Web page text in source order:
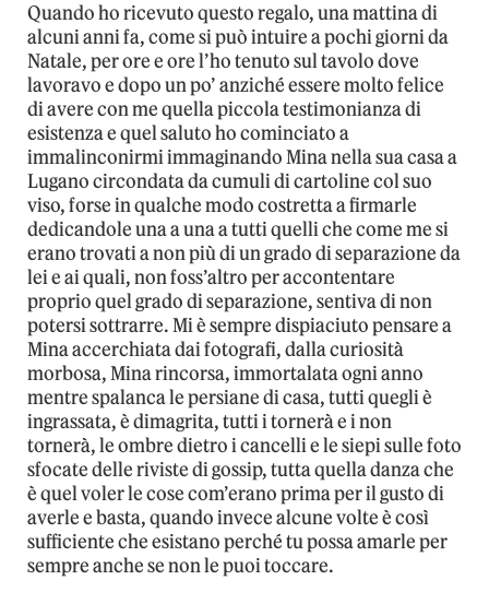
Quando ho ricevuto questo regalo, una mattina di
alcuni anni fa, come si può intuire a pochi giorni da
Natale, per ore e ore l’ho tenuto sul tavolo dove
lavoravo e dopo un po’ anziché essere molto felice
di avere con me quella piccola testimonianza di
esistenza e quel saluto ho cominciato a
immalinconirmi immaginando Mina nella sua casa a
Lugano circondata da cumuli di cartoline col suo
viso, forse in qualche modo costretta a firmarle
dedicandole una a una a tutti quelli che come me si
erano trovati a non più di un grado di separazione da
lei e ai quali, non foss’altro per accontentare
proprio quel grado di separazione, sentiva di non
potersi sottrarre. Mi è sempre dispiaciuto pensare a
Mina accerchiata dai fotografi, dalla curiosità
morbosa, Mina rincorsa, immortalata ogni anno
mentre spalanca le persiane di casa, tutti quegli è
ingrassata, è dimagrita, tutti i tornerà e i non
tornerà, le ombre dietro i cancelli e le siepi sulle foto
sfocate delle riviste di gossip, tutta quella danza che
è quel voler le cose com’erano prima per il gusto di
averle e basta, quando invece alcune volte è così
sufficiente che esistano perché tu possa amarle per
sempre anche se non le puoi toccare.